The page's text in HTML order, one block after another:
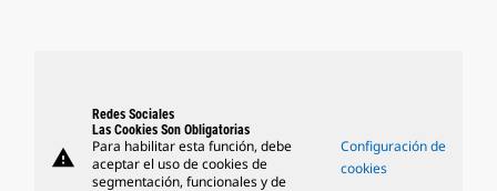
warning
Redes Sociales
Las Cookies Son Obligatorias
Para habilitar esta función, debe
aceptar el uso de cookies de
segmentación, funcionales y de
Configuración de
cookies